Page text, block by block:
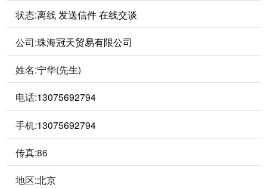
状态:离线 发送信件在线交谈
公司:珠海冠天贸易有限公司
姓名:宁华(先生)
电话:13075692794
手机:13075692794
传真:86
地区:北京